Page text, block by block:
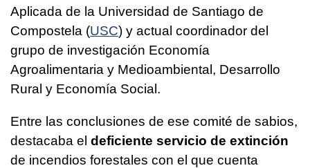
Aplicada de la Universidad de Santiago de
Compostela (USC) y actual coordinador del
grupo de investigación Economía
Agroalimentaria y Medioambiental, Desarrollo
Rural y Economía Social.
Entre las conclusiones de ese comité de sabios,
destacaba el deficiente servicio de extinción
de incendios forestales con el que cuenta